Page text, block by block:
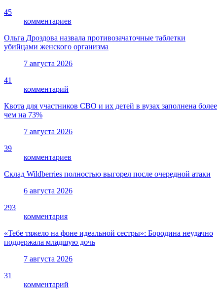
45
комментариев
Ольга Дроздова назвала противозачаточные таблетки
убийцами женского организма
7 августа 2026
41
комментарий
Квота для участников СВО и их детей в вузах заполнена более
чем на 73%
7 августа 2026
39
комментариев
Склад Wildberries полностью выгорел после очередной атаки
6 августа 2026
293
комментария
«Тебе тяжело на фоне идеальной сестры»: Бородина неудачно
поддержала младшую дочь
7 августа 2026
31
комментарий